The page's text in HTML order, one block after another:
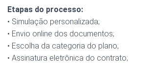
Etapas do processo:
• Simulação personalizada;
• Envio online dos documentos;
• Escolha da categoria do plano;
• Assinatura eletrônica do contrato;